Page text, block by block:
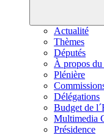
Actualité
Thèmes
Députés
À propos du
Plénière
Délégations
Budget de
Multimedia
Présidence